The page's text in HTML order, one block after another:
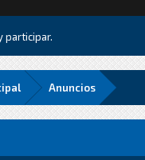
participar.
Anuncios